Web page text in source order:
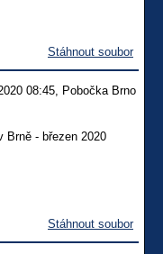
Stáhnout soubor
08:45, Pobočka Brno
Brně - březen 2020
Stáhnout soubor